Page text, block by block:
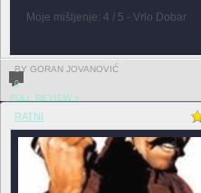
Moje mišljenje: 4 / 5 - Vrlo Dobar
BY GORAN JOVANOVIĆ
0
FULL REVIEW »
RATNI